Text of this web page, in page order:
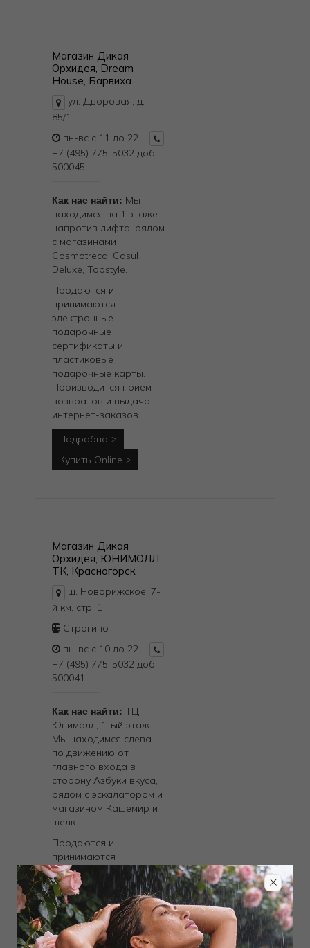
Магазин Дикая
Орхидея, Dream
House, Барвиха
ул. Дворовая, д.
85/1
пн-вс с 11 до 22
+7 (495) 775-5032 доб.
500045
Как нас найти: Мы
находимся на 1 этаже
напротив лифта, рядом
с магазинами
Cosmotreca, Casul
Deluxe, Topstyle.
Продаются и
принимаются
электронные
подарочные
сертификаты и
пластиковые
подарочные карты.
Производится прием
возвратов и выдача
интернет-заказов.
Подробно
Купить Online
Магазин Дикая
Орхидея, ЮНИМОЛЛ
ТК, Красногорск
ш. Новорижское, 7-
й км, стр. 1
Строгино
пн-вс с 10 до 22
+7 (495) 775-5032 доб.
500041
Как нас найти: ТЦ
Юнимолл, 1-ый этаж.
Мы находимся слева
по движению от
главного входа в
сторону Азбуки вкуса,
рядом с эскалатором и
магазином Кашемир и
шелк.
Продаются и
принимаются
электронные
подарочные
сертификаты и
пластиковые
подарочные карты.
Производится прием